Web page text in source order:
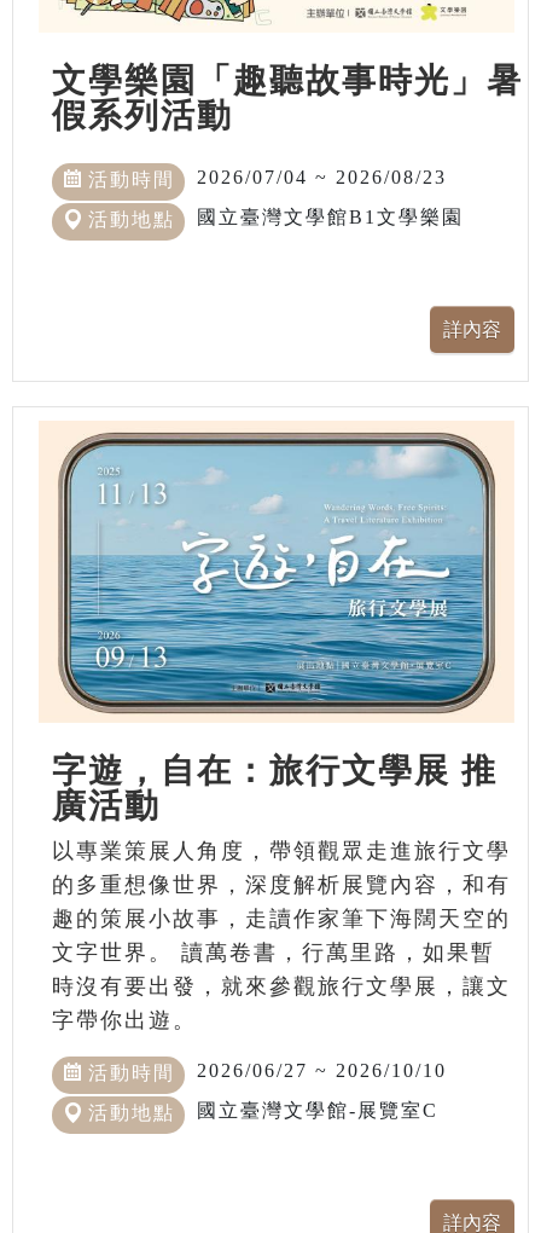
文學樂園「趣聽故事時光」暑
假系列活動
活動時間 2026/07/04 ~ 2026/08/23
活動地點 國立臺灣文學館B1文學樂園
字遊，自在：旅行文學展 推
廣活動
以專業策展人角度，帶領觀眾走進旅行文學
的多重想像世界，深度解析展覽內容，和有
趣的策展小故事，走讀作家筆下海闊天空的
文字世界。 讀萬卷書，行萬里路，如果暫
時沒有要出發，就來參觀旅行文學展，讓文
字帶你出遊。
活動時間 2026/06/27 ~ 2026/10/10
活動地點 國立臺灣文學館-展覽室C